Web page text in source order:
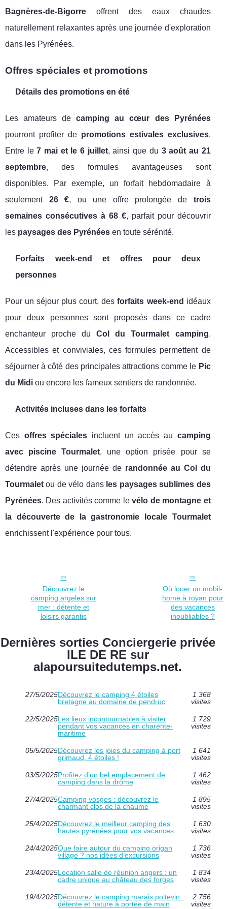
Bagnères-de-Bigorre offrent des eaux chaudes
naturellement relaxantes après une journée d'exploration
dans les Pyrénées.
Offres spéciales et promotions
Détails des promotions en été
Les amateurs decamping au cœur des Pyrénées
pourront profiter de promotions estivales exclusives.
Entre le7 mai et le 6 juillet, ainsi que du 3 août au 21
septembre, des formules avantageuses sont
disponibles. Par exemple, un forfait hebdomadaire à
seulement 26 €, ou une offre prolongée de trois
semaines consécutives à 68 €, parfait pour découvrir
les paysages des Pyrénées en toute sérénité.
Forfaits week-end et offres pour deux
personnes
Pour un séjour plus court, desforfaits week-end idéaux
pour deux personnes sont proposés dans ce cadre
enchanteur proche duCol du Tourmalet camping.
Accessibles et conviviales, ces formules permettent de
séjourner à côté des principales attractions comme le Pic
du Midi ou encore les fameux sentiers de randonnée.
Activités incluses dans les forfaits
Ces offres spéciales incluent un accès au camping
avec piscine Tourmalet, une option prisée pour se
détendre après une journée de randonnée au Col du
Tourmalet ou de vélo dans les paysages sublimes des
Pyrénées. Des activités comme levélo de montagne et
la découverte de la gastronomie locale Tourmalet
enrichissent l'expérience pour tous.
Découvrez le
camping argeles sur
mer : détente et
loisirs garantis
Où louer un mobil-
home à royan pour
des vacances
inoubliables ?
Dernières sorties Conciergerie privée
ILE DE RE sur
alapoursuitedutemps.net.
27/5/2025Découvrez le camping 4 étoiles
bretagne au domaine de pendruc
1 368
visites
22/5/2025Les lieux incontournables à visiter
pendant vos vacances en charente-
maritime
1 729
visites
05/5/2025Découvrez les joies du camping à port
grimaud, 4 étoiles !
1 641
visites
03/5/2025Profitez d’un bel emplacement de
camping dans la drôme
1 462
visites
27/4/2025Camping vosges : découvrez le
charmant clos de la chaume
1 895
visites
25/4/2025Découvrez le meilleur camping des
hautes pyrénées pour vos vacances
1 630
visites
24/4/2025Que faire autour du camping origan
village ? nos idées d’excursions
1 736
visites
23/4/2025Location salle de réunion angers : un
cadre unique au château des forges
1 834
visites
19/4/2025Découvrez le camping marais poitevin :
détente et nature à portée de main
2 756
visites